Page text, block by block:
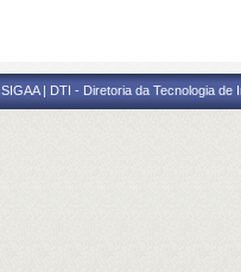
SIGAA | DTI - Diretoria da Tecnologia